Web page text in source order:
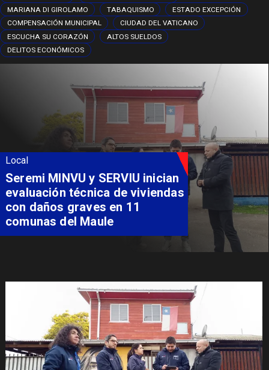
MARIANA DI GIROLAMO
TABAQUISMO
ESTADO EXCEPCIÓN
COMPENSACIÓN MUNICIPAL
CIUDAD DEL VATICANO
ESCUCHA SU CORAZÓN
ALTOS SUELDOS
DELITOS ECONÓMICOS
Local
Seremi MINVU y SERVIU inician
evaluación técnica de viviendas
con daños graves en 11
comunas del Maule